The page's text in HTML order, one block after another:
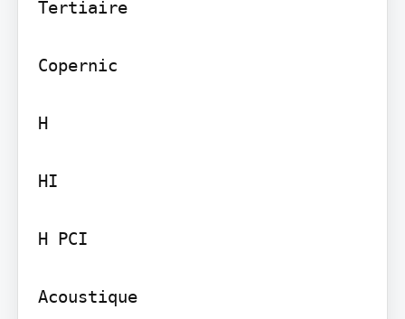
Tertiaire
Copernic
H
HI
H PCI
Acoustique